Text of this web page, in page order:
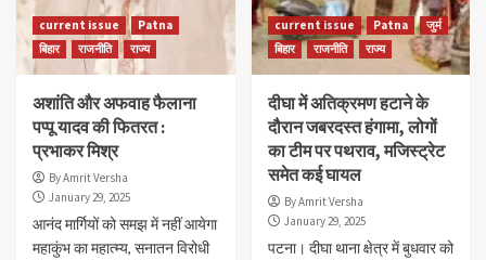
current issue
Patna
बिहार
राजनीति राज्य
अशांति और अफवाह फैलाना
पप्पू यादव की फितरत :
प्रभाकर मिश्र
By Amrit Versha
January 29, 2025
आनंद मार्गियों को समझ में नहीं आयेगा
महाकुंभ का महात्म्य, सनातन विरोधी
current issue Patna
जुर्म
बिहार
राजनीति राज्य
दीघा में अतिक्रमण हटाने के
दौरान जबरदस्त हंगामा, लोगों
का टीम पर पथराव, मजिस्ट्रेट
समेत कई घायल
By Amrit Versha
January 29, 2025
पटना। दीघा थाना क्षेत्र में बुधवार को